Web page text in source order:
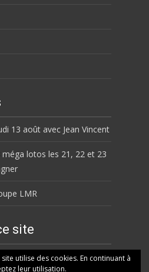
13 août avec Jean Vincent
méga lotos les 21, 22 et 23
LMR
site
utilise des cookies. En continuant à
leur utilisation.